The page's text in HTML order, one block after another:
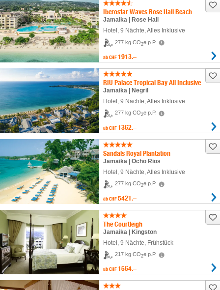
Iberostar Waves Rose Hall Beach
Jamaika | Rose Hall
Hotel , 9 Nächte, Alles Inklusive
277 kg CO2e p.P.
ab CHF 1913.–
RIU Palace Tropical Bay All Inclusive
Jamaika | Negril
Hotel , 9 Nächte, Alles Inklusive
277 kg CO2e p.P.
ab CHF 1362.–
Sandals Royal Plantation
Jamaika | Ocho Rios
Hotel 9 Nächte , Alles Inklusive
277 kg CO2e p.P.
ab CHF 5421.–
The Courtleigh
Jamaika | Kingston
Hotel 9 Nächte , Frühstück
217 kg CO2e p.P.
ab CHF 1564.–